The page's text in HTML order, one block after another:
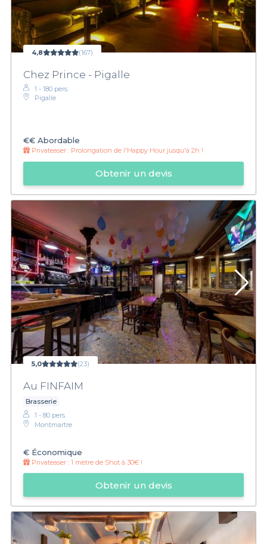
4,8 (167)
Chez Prince - Pigalle
1 - 180 pers.
Pigalle
€€ Abordable
Privateaser : Prolongation de l'Happy Hour jusqu'à 2h !
Obtenir un devis
5,0 (23)
Au FINFAIM
Brasserie
1 - 80 pers.
Montmartre
€ Économique
Privateaser : 1 mètre de Shot à 30€ !
Obtenir un devis